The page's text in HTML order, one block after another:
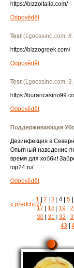
https://bizzoitalia.com/
Odpovědět
Test (1gocasino.com,
https://bizzogreek.com/
Odpovědět
Test (1gocasino.com,
https://
Odpovědět
Поддерживающая
Дезинфекция в
Опытный наведение
время для хобби!
top24.ru/
Odpovědět
« předchozí
1 2 3 4 5
17
18 19
30
31 32
43